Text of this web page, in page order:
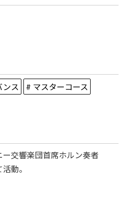
ンス # マスターコース
ー交響楽団首席ホルン奏者
動。